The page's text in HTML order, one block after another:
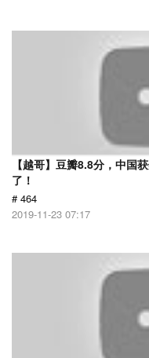
【越哥】豆瓣8.8分，中国
了！
# 464
2019-11-23 07:17